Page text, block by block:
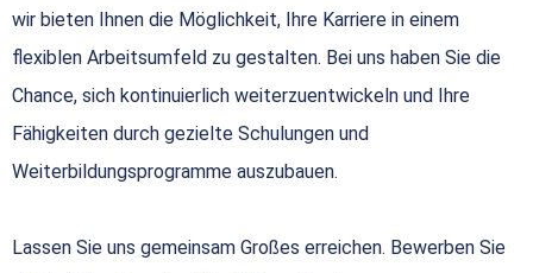
wir bieten Ihnen die Möglichkeit, Ihre Karriere in einem
flexiblen Arbeitsumfeld zu gestalten. Bei uns haben Sie die
Chance, sich kontinuierlich weiterzuentwickeln und Ihre
Fähigkeiten durch gezielte Schulungen und
Weiterbildungsprogramme auszubauen.
Lassen Sie uns gemeinsam Großes erreichen. Bewerben Sie